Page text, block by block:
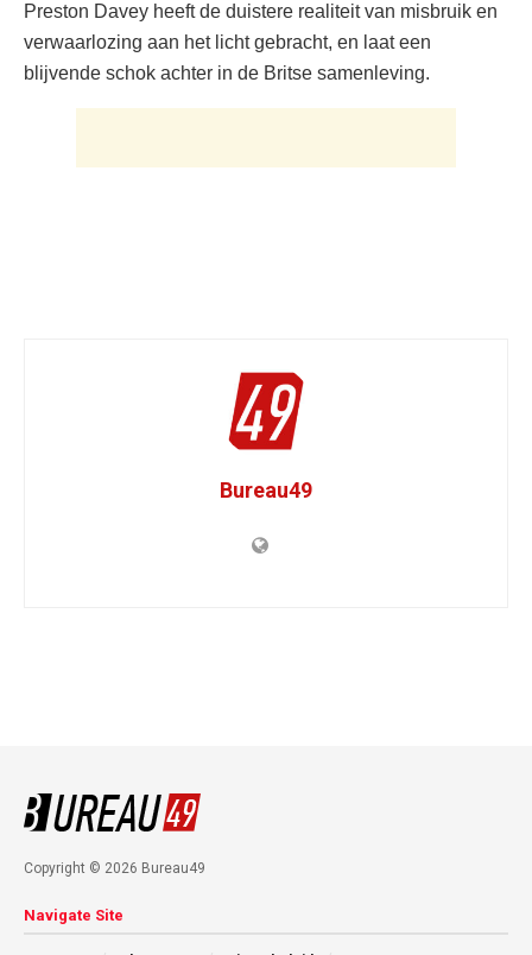
Preston Davey heeft de duistere realiteit van misbruik en
verwaarlozing aan het licht gebracht, en laat een
blijvende schok achter in de Britse samenleving.
Bureau49
Copyright © 2026 Bureau49
Navigate Site